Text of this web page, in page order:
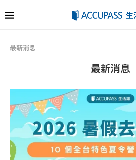
最新消息
最新消息